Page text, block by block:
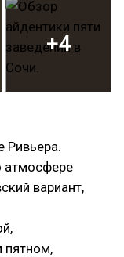
+4
Ривьера.
атмосфере
вариант,
пятном,